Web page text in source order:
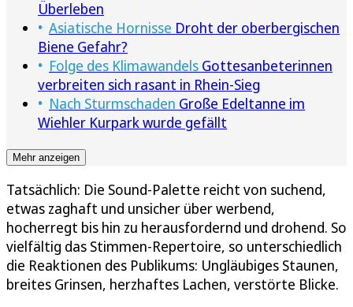
Überleben
Asiatische Hornisse Droht der oberbergischen
Biene Gefahr?
Folge des Klimawandels Gottesanbeterinnen
verbreiten sich rasant in Rhein-Sieg
Nach Sturmschaden Große Edeltanne im
Wiehler Kurpark wurde gefällt
Mehr anzeigen
Tatsächlich: Die Sound-Palette reicht von suchend,
etwas zaghaft und unsicher über werbend,
hocherregt bis hin zu herausfordernd und drohend. So
vielfältig das Stimmen-Repertoire, so unterschiedlich
die Reaktionen des Publikums: Ungläubiges Staunen,
breites Grinsen, herzhaftes Lachen, verstörte Blicke.